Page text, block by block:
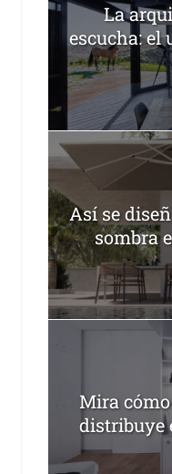
La
escucha:
Así se
sombra
Mira
distribuye